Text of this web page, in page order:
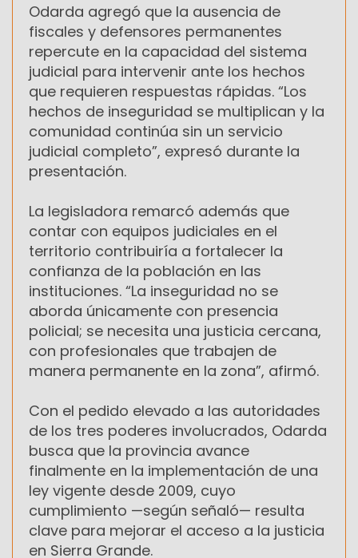
Odarda agregó que la ausencia de
fiscales y defensores permanentes
repercute en la capacidad del sistema
judicial para intervenir ante los hechos
que requieren respuestas rápidas. “Los
hechos de inseguridad se multiplican y la
comunidad continúa sin un servicio
judicial completo”, expresó durante la
presentación.
La legisladora remarcó además que
contar con equipos judiciales en el
territorio contribuiría a fortalecer la
confianza de la población en las
instituciones. “La inseguridad no se
aborda únicamente con presencia
policial; se necesita una justicia cercana,
con profesionales que trabajen de
manera permanente en la zona”, afirmó.
Con el pedido elevado a las autoridades
de los tres poderes involucrados, Odarda
busca que la provincia avance
finalmente en la implementación de una
ley vigente desde 2009, cuyo
cumplimiento —según señaló— resulta
clave para mejorar el acceso a la justicia
en Sierra Grande.